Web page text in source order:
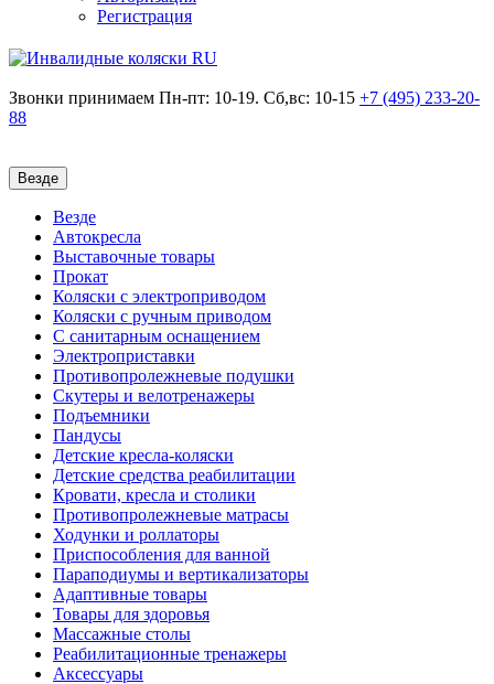
Регистрация
Звонки принимаем Пн-пт: 10-19. Сб,вс: 10-15 +7 (495) 233-20-
88
Везде
Везде
Автокресла
Выставочные товары
Прокат
Коляски с электроприводом
Коляски с ручным приводом
С санитарным оснащением
Электроприставки
Противопролежневые подушки
Скутеры и велотренажеры
Подъемники
Пандусы
Детские кресла-коляски
Детские средства реабилитации
Кровати, кресла и столики
Противопролежневые матрасы
Ходунки и роллаторы
Приспособления для ванной
Параподиумы и вертикализаторы
Адаптивные товары
Товары для здоровья
Массажные столы
Реабилитационные тренажеры
Аксессуары